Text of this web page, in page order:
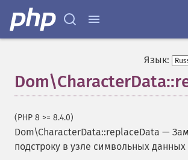
Язык:
(PHP 8 >= 8.4.0)
Dom\CharacterData::replaceData —
подстроку в узле символьных данных